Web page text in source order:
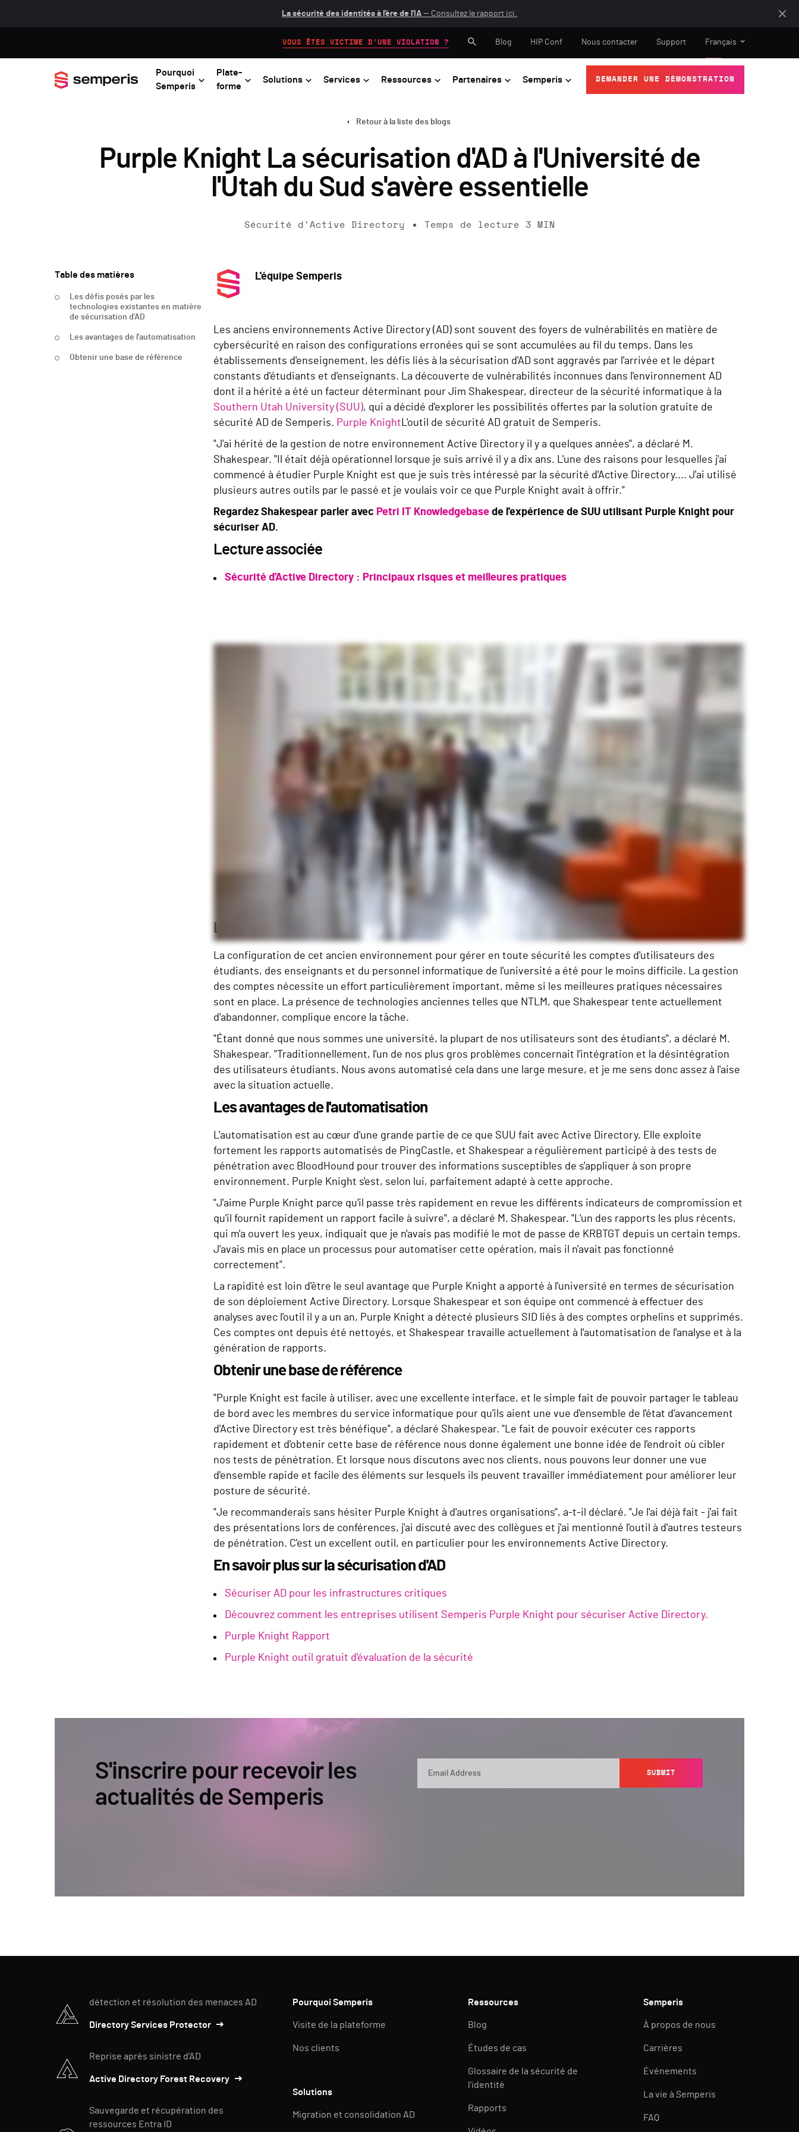
La sécurité des identités à l'ère de l'IA — Consultez le rapport ici.
Pourquoi
Semperis
Plate-
forme
Solutions Services Ressources Partenaires Semperis DEMANDER UNE DÉMONSTRATION
VOUS ÊTES VICTIME D'UNE VIOLATION ? Blog HIP Conf Nous contacter Support Français
Retour à la liste des blogs
Purple Knight La sécurisation d'AD à l'Université de
l'Utah du Sud s'avère essentielle
Sécurité d'Active Directory Temps de lecture 3 MIN
Table des matières
Les défis posés par les
technologies existantes en matière
de sécurisation d'AD
Les avantages de l'automatisation
Obtenir une base de référence
L'équipe Semperis
Les anciens environnements Active Directory (AD) sont souvent des foyers de vulnérabilités en matière de
cybersécurité en raison des configurations erronées qui se sont accumulées au fil du temps. Dans les
établissements d'enseignement, les défis liés à la sécurisation d'AD sont aggravés par l'arrivée et le départ
constants d'étudiants et d'enseignants. La découverte de vulnérabilités inconnues dans l'environnement AD
dont il a hérité a été un facteur déterminant pour Jim Shakespear, directeur de la sécurité informatique à la
Southern Utah University (SUU), qui a décidé d'explorer les possibilités offertes par la solution gratuite de
sécurité AD de Semperis. Purple Knight L'outil de sécurité AD gratuit de Semperis.
"J'ai hérité de la gestion de notre environnement Active Directory il y a quelques années", a déclaré M.
Shakespear. "Il était déjà opérationnel lorsque je suis arrivé il y a dix ans. L'une des raisons pour lesquelles j'ai
commencé à étudier Purple Knight est que je suis très intéressé par la sécurité d'Active Directory.... J'ai utilisé
plusieurs autres outils par le passé et je voulais voir ce que Purple Knight avait à offrir."
Regardez Shakespear parler avec Petri IT Knowledgebase de l'expérience de SUU utilisant Purple Knight pour
sécuriser AD.
Lecture associée
Sécurité d'Active Directory : Principaux risques et meilleures pratiques
Les défis posés par les technologies existantes en matière de sécurisation d'AD
La configuration de cet ancien environnement pour gérer en toute sécurité les comptes d'utilisateurs des
étudiants, des enseignants et du personnel informatique de l'université a été pour le moins difficile. La gestion
des comptes nécessite un effort particulièrement important, même si les meilleures pratiques nécessaires
sont en place. La présence de technologies anciennes telles que NTLM, que Shakespear tente actuellement
d'abandonner, complique encore la tâche.
"Étant donné que nous sommes une université, la plupart de nos utilisateurs sont des étudiants", a déclaré M.
Shakespear. "Traditionnellement, l'un de nos plus gros problèmes concernait l'intégration et la désintégration
des utilisateurs étudiants. Nous avons automatisé cela dans une large mesure, et je me sens donc assez à l'aise
avec la situation actuelle.
Les avantages de l'automatisation
L'automatisation est au cœur d'une grande partie de ce que SUU fait avec Active Directory. Elle exploite
fortement les rapports automatisés de PingCastle, et Shakespear a régulièrement participé à des tests de
pénétration avec BloodHound pour trouver des informations susceptibles de s'appliquer à son propre
environnement. Purple Knight s'est, selon lui, parfaitement adapté à cette approche.
"J'aime Purple Knight parce qu'il passe très rapidement en revue les différents indicateurs de compromission et
qu'il fournit rapidement un rapport facile à suivre", a déclaré M. Shakespear. "L'un des rapports les plus récents,
qui m'a ouvert les yeux, indiquait que je n'avais pas modifié le mot de passe de KRBTGT depuis un certain temps.
J'avais mis en place un processus pour automatiser cette opération, mais il n'avait pas fonctionné
correctement".
La rapidité est loin d'être le seul avantage que Purple Knight a apporté à l'université en termes de sécurisation
de son déploiement Active Directory. Lorsque Shakespear et son équipe ont commencé à effectuer des
analyses avec l'outil il y a un an, Purple Knight a détecté plusieurs SID liés à des comptes orphelins et supprimés.
Ces comptes ont depuis été nettoyés, et Shakespear travaille actuellement à l'automatisation de l'analyse et à la
génération de rapports.
Obtenir une base de référence
"Purple Knight est facile à utiliser, avec une excellente interface, et le simple fait de pouvoir partager le tableau
de bord avec les membres du service informatique pour qu'ils aient une vue d'ensemble de l'état d'avancement
d'Active Directory est très bénéfique", a déclaré Shakespear. "Le fait de pouvoir exécuter ces rapports
rapidement et d'obtenir cette base de référence nous donne également une bonne idée de l'endroit où cibler
nos tests de pénétration. Et lorsque nous discutons avec nos clients, nous pouvons leur donner une vue
d'ensemble rapide et facile des éléments sur lesquels ils peuvent travailler immédiatement pour améliorer leur
posture de sécurité.
"Je recommanderais sans hésiter Purple Knight à d'autres organisations", a-t-il déclaré. "Je l'ai déjà fait - j'ai fait
des présentations lors de conférences, j'ai discuté avec des collègues et j'ai mentionné l'outil à d'autres testeurs
de pénétration. C'est un excellent outil, en particulier pour les environnements Active Directory.
En savoir plus sur la sécurisation d'AD
Sécuriser AD pour les infrastructures critiques
Découvrez comment les entreprises utilisent Semperis Purple Knight pour sécuriser Active Directory.
Purple Knight Rapport
Purple Knight outil gratuit d'évaluation de la sécurité
S'inscrire pour recevoir les
actualités de Semperis
SUBMIT
détection et résolution des menaces AD
Directory Services Protector
Reprise après sinistre d'AD
Active Directory Forest Recovery
Sauvegarde et récupération des
ressources Entra ID
Pourquoi Semperis
Visite de la plateforme
Nos clients
Solutions
Migration et consolidation AD
Ressources
Blog
Études de cas
Glossaire de la sécurité de
l'identité
Rapports
Semperis
À propos de nous
Carrières
Événements
La vie à Semperis
FAQ